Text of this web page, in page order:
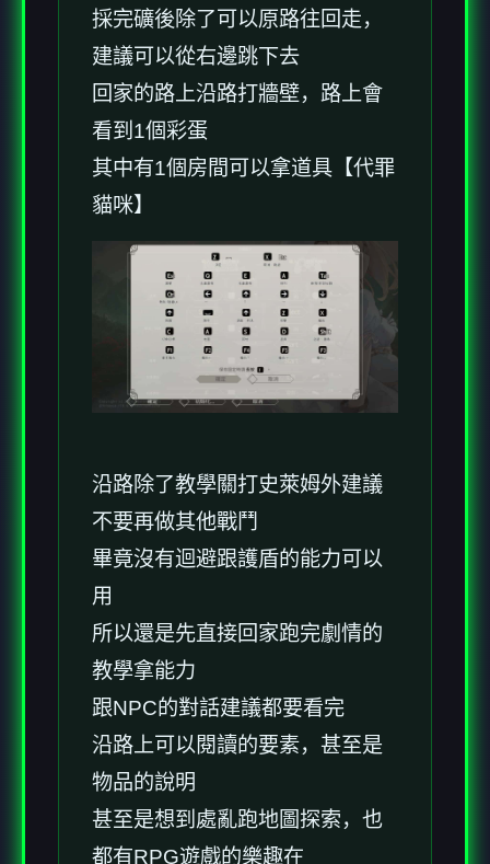
採完礦後除了可以原路往回走，
建議可以從右邊跳下去
回家的路上沿路打牆壁，路上會
看到1個彩蛋
其中有1個房間可以拿道具【代罪
貓咪】
沿路除了教學關打史萊姆外建議
不要再做其他戰鬥
畢竟沒有迴避跟護盾的能力可以
用
所以還是先直接回家跑完劇情的
教學拿能力
跟NPC的對話建議都要看完
沿路上可以閱讀的要素，甚至是
物品的說明
甚至是想到處亂跑地圖探索，也
都有RPG遊戲的樂趣在